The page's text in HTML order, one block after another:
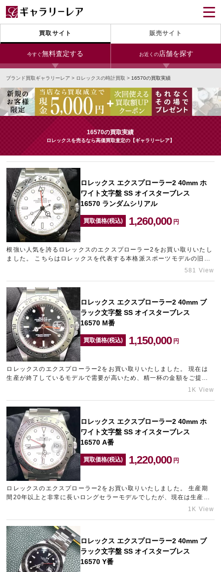
買取サイト 販売サイト
今すぐ無料査定する お近くの店舗を探す
今すぐLINE査定
24時間受付（対応時間10:00～19:00）
宅配買取を申し込む
無料の宅配キットをお届けします
今すぐ電話査定
受付時間 10:00～19:00
銀座本店 青山表参道店 新宿東口店
小田急新宿店
心斎橋本店 東心斎橋店 梅田店
なんば店 神戸元町(三宮)店 LAB大阪
中野ブロードウェイ
宅配買取を申し込む
無料の宅配キットをお届けします
ブランド買取ギャラリーレア > ロレックスの時計買取 > 16570の買取実績
16570の買取実績
ロレックスを売るなら高価買取査定の【ギャラリーレア】
ロレックス エクスプローラー2 40mm ホ
ワイト文字盤 SS オイスターブレス
16570 ランダムシリアル
買取価格(税込) 1,260,000 円
根強い人気を誇るロレックスのエクスプローラー2をお買い取りいたし
ました。 こちらはロレックスを代表する本格派スポーツモデルの旧モ
デルです。 特に需要の高いホワイトダイヤルでしたので、精一…581 View
ロレックス エクスプローラー2 40mm ブ
ラック文字盤 SS オイスターブレス
16570 M番
買取価格(税込) 1,150,000 円
ロレックスのエクスプローラー2をお買い取りいたしました。 現在は
生産が終了しているモデルで需要が高いため、精一杯の金額をご提示
させていただきました。 現在お持ちのブランドの買取相場が気に…
1K View
ロレックス エクスプローラー2 40mm ホ
ワイト文字盤 SS オイスターブレス
16570 A番
買取価格(税込) 1,220,000 円
ロレックスのエクスプローラー2をお買い取りいたしました。 生産期
間20年以上と非常に長いロングセラーモデルでしたが、現在は生産が
終了しているため、お探しの方が多くいらっしゃいます。 ロレッ…
1K View
ロレックス エクスプローラー2 40mm ブ
ラック文字盤 SS オイスターブレス
16570 Y番